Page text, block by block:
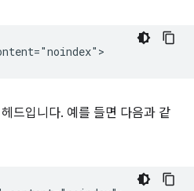
드입니다. 예를 들면 다음과 같